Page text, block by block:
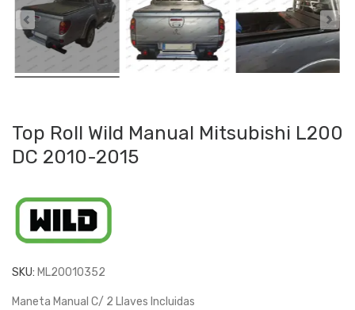
Top Roll Wild Manual Mitsubishi L200
DC 2010-2015
SKU: ML20010352
Maneta Manual C/ 2 Llaves Incluidas